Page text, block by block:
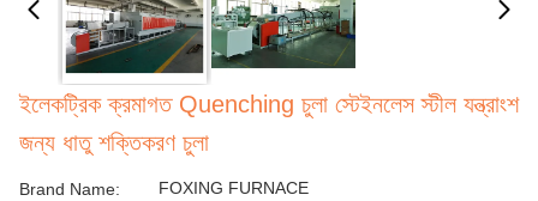
ইলেকট্রিক ক্রমাগত Quenching চুলা স্টেইনলেস স্টীল যন্ত্রাংশ
জন্য ধাতু শক্তিকরণ চুলা
Brand Name: FOXING FURNACE